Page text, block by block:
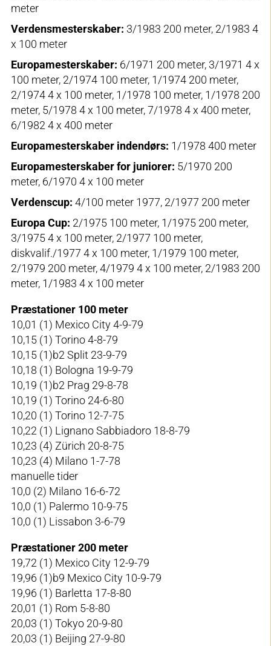
meter
Verdensmesterskaber: 3/1983 200 meter, 2/1983 4
x 100 meter
Europamesterskaber: 6/1971 200 meter, 3/1971 4 x
100 meter, 2/1974 100 meter, 1/1974 200 meter,
2/1974 4 x 100 meter, 1/1978 100 meter, 1/1978 200
meter, 5/1978 4 x 100 meter, 7/1978 4 x 400 meter,
6/1982 4 x 400 meter
Europamesterskaber indendørs: 1/1978 400 meter
Europamesterskaber for juniorer: 5/1970 200
meter, 6/1970 4 x 100 meter
Verdenscup: 4/100 meter 1977, 2/1977 200 meter
Europa Cup: 2/1975 100 meter, 1/1975 200 meter,
3/1975 4 x 100 meter, 2/1977 100 meter,
diskvalif./1977 4 x 100 meter, 1/1979 100 meter,
2/1979 200 meter, 4/1979 4 x 100 meter, 2/1983 200
meter, 1/1983 4 x 100 meter
Præstationer 100 meter
10,01 (1) Mexico City 4-9-79
10,15 (1) Torino 4-8-79
10,15 (1)b2 Split 23-9-79
10,18 (1) Bologna 19-9-79
10,19 (1)b2 Prag 29-8-78
10,19 (1) Torino 24-6-80
10,20 (1) Torino 12-7-75
10,22 (1) Lignano Sabbiadoro 18-8-79
10,23 (4) Zürich 20-8-75
10,23 (4) Milano 1-7-78
manuelle tider
10,0 (2) Milano 16-6-72
10,0 (1) Palermo 10-9-75
10,0 (1) Lissabon 3-6-79
Præstationer 200 meter
19,72 (1) Mexico City 12-9-79
19,96 (1)b9 Mexico City 10-9-79
19,96 (1) Barletta 17-8-80
20,01 (1) Rom 5-8-80
20,03 (1) Tokyo 20-9-80
20,03 (1) Beijing 27-9-80